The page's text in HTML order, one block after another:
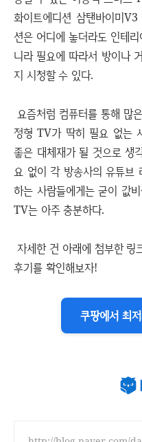
화이트에디션 삼탠바이미
션은 어디에 놓더라도 인테
니라 필요에 따라서 방이나
지 시청할 수 있다.
요즘처럼 컴퓨터를 통해 많
정형 TV가 딱히 필요 없는
좋은 대체재가 될 것으로 생
요 없이 각 방송사의 유튜브
하는 사람들에게는 굳이 값
TV는 아주 충분하다.
자세한 건 아래에 첨부한 링
후기를 확인해보자!
쿠팡에서 최